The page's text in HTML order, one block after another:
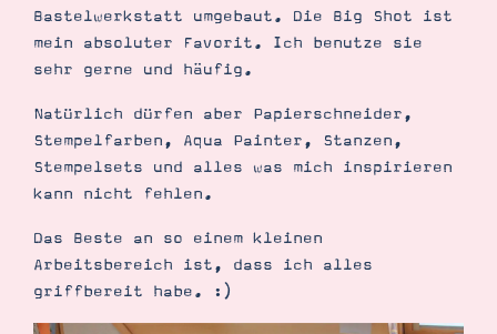
Bastelwerkstatt umgebaut. Die Big Shot ist
mein absoluter Favorit. Ich benutze sie
sehr gerne und häufig.
Natürlich dürfen aber Papierschneider,
Stempelfarben, Aqua Painter, Stanzen,
Stempelsets und alles was mich inspirieren
kann nicht fehlen.
Das Beste an so einem kleinen
Arbeitsbereich ist, dass ich alles
griffbereit habe. :)